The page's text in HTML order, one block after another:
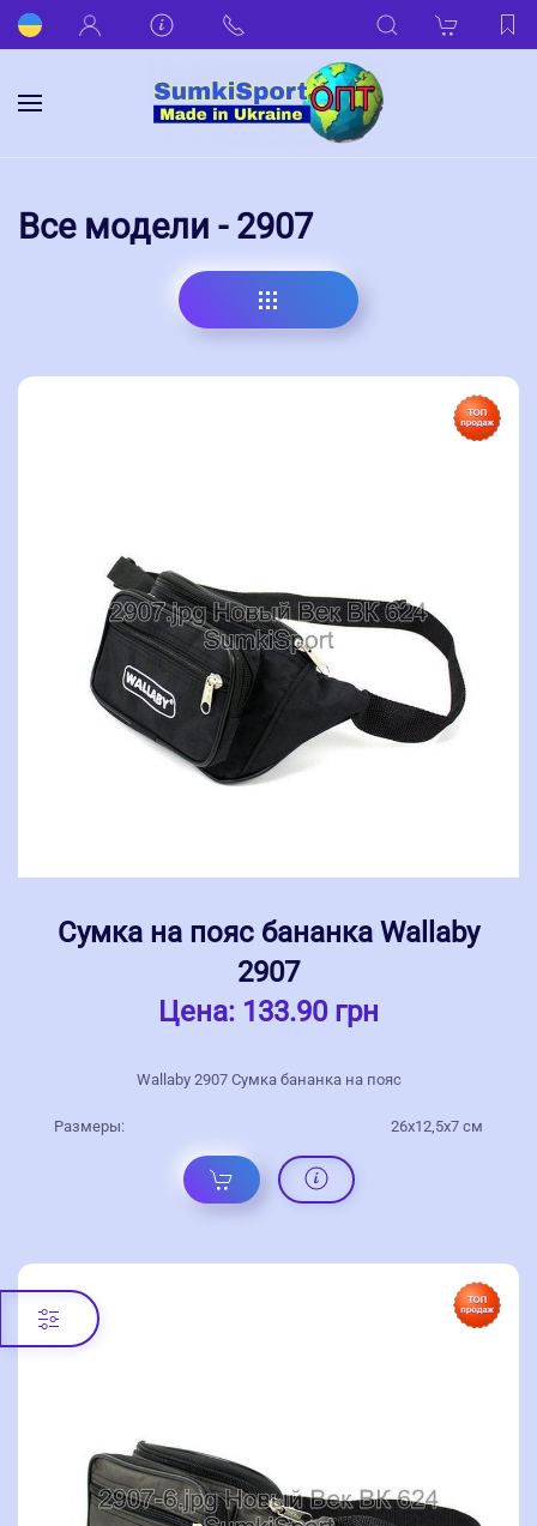
Все модели - 2907
Сумка на пояс бананка Wallaby
2907
Цена: 133.90 грн
Wallaby 2907 Сумка бананка на пояс
Размеры: 26x12,5x7 см